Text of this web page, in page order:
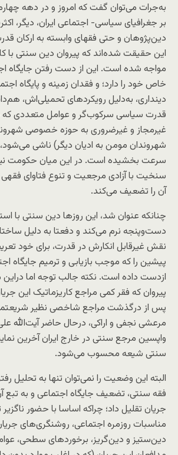
به‌جرات می‌توان گفت که امروز و در دهه
بر جغرافیای سیاسی- اجتماعی ایران، دیگر،
دین‌پژوهان و حتی فقهای وابسته به ارکان
این حقیقت شده‌اند که پیروان دین سنتی با
مواجه شده‌ است. این از دست رفتن جایگاه
خاص خود را دارد؛ و فقدان زمینه و پایگاه
دینداری، به‌دلیل رویکردهای تحمیلی‌اش،
قدرت سیاسی سرکوب‌گر و عوامل متعددی که
غیرمجاز و غیرضروری به حوزه خصوصی
شهروندان مومن به ادیان دیگر) ناشی
سرعت بخشیده است. در این میان حکومت
سنخیت با آزادی مرجعیت و تنوع فتاوای
آن را تضعیف می‌کند.
چنانکه عنوان شد، این روزها دین سنتی با
دست‌وپنجه نرم می‌کند و دفعتا به دلیل
نقش غیرقابل انکارش در قدرت، برای خود
پیشین را که موجب بازیابی و ترمیم جایگاه
ازدست داده است. نکته جالب توجه اما
پیروان که فقر کمی مراجع کاریزماتیک این
پس از درگذشت مراجع شاخصی نظیر
مرعشی نجفی و اراکی، درحال حاضر آیت‌الله
واپسین مرجع سنتی در خارج ایران آخرین
سنتی شیعه محسوب می‌شود.
البته این وضعیت را نمی‌توان تنها به تحلیل
فقه سنتی، تضعیف جایگاه اجتماعی و به تبع
جریان تقلیل داد؛ چراکه اساسا با حضور ناگزیر
مناسبات روزمره اجتماعی، روشنگری‌های
دین‌ستیز و دین‌گریز، برخوردهای سطحی،